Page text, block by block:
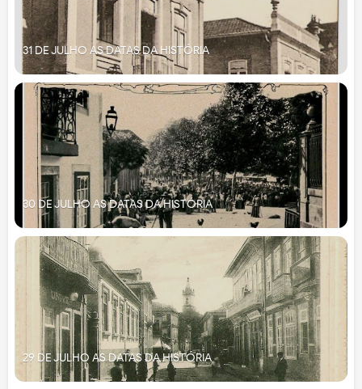
31 DE JULHO AS DATAS DA HISTÓRIA
30 DE JULHO AS DATAS DA HISTÓRIA
29 DE JULHO AS DATAS DA HISTÓRIA